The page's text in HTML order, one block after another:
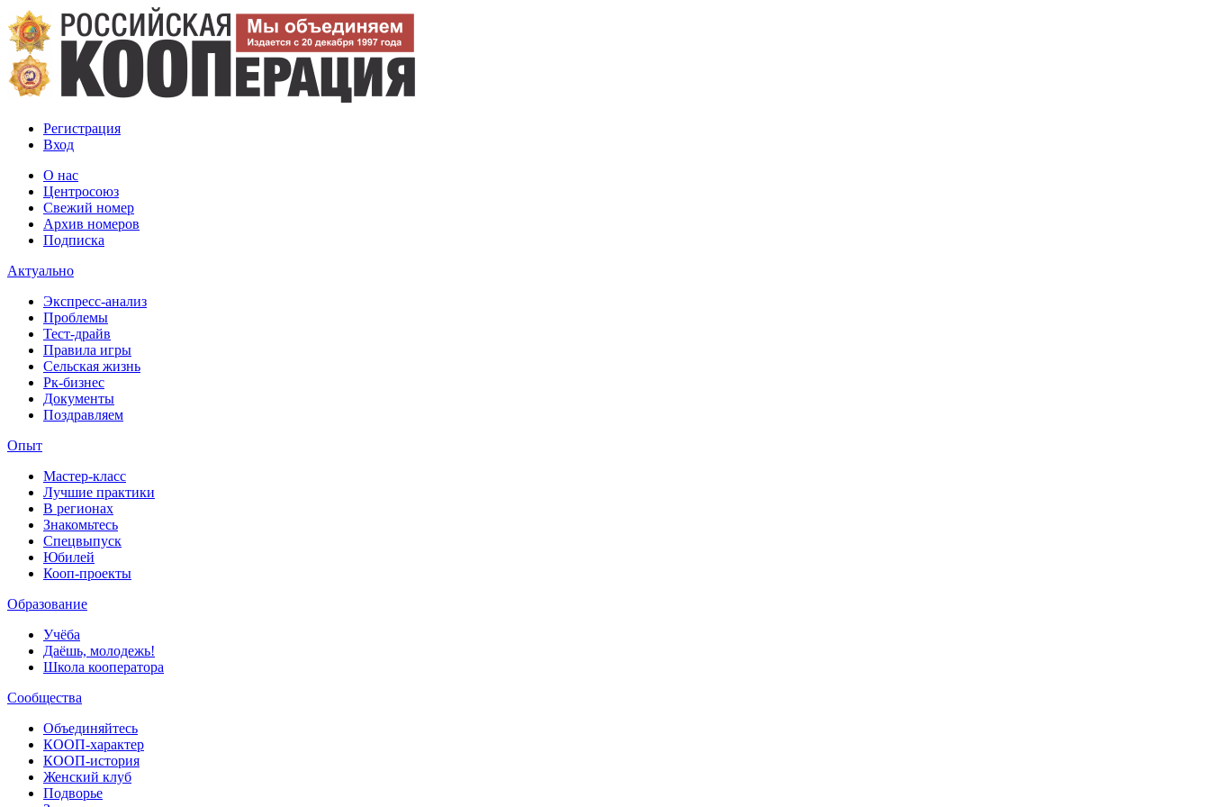
Регистрация
Вход
О нас
Центросоюз
Свежий номер
Архив номеров
Подписка
Актуально
Экспресс-анализ
Проблемы
Тест-драйв
Правила игры
Сельская жизнь
Рк-бизнес
Документы
Поздравляем
Опыт
Мастер-класс
Лучшие практики
В регионах
Знакомьтесь
Спецвыпуск
Юбилей
Кооп-проекты
Образование
Учёба
Даёшь, молодежь!
Школа кооператора
Сообщества
Объединяйтесь
КООП-характер
КООП-история
Женский клуб
Подворье